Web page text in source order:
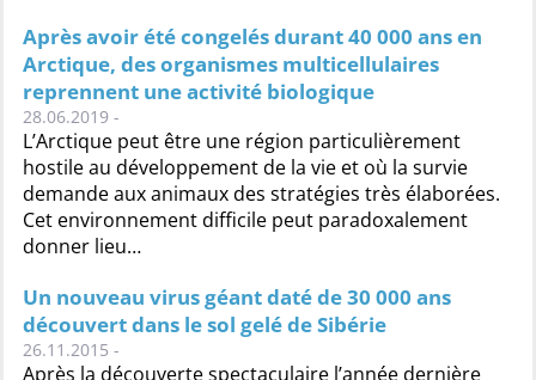
Après avoir été congelés durant 40 000 ans en
Arctique, des organismes multicellulaires
reprennent une activité biologique
28.06.2019 -
L’Arctique peut être une région particulièrement
hostile au développement de la vie et où la survie
demande aux animaux des stratégies très élaborées.
Cet environnement difficile peut paradoxalement
donner lieu…
Un nouveau virus géant daté de 30 000 ans
découvert dans le sol gelé de Sibérie
26.11.2015 -
Après la découverte spectaculaire l’année dernière